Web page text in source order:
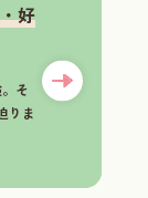
好
そ
りま